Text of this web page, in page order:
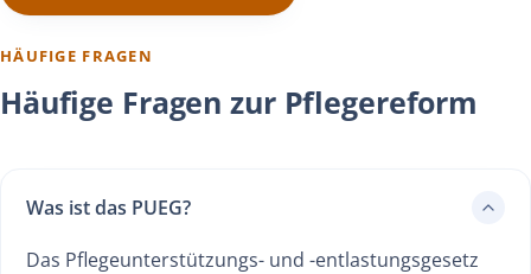
HÄUFIGE FRAGEN
Häufige Fragen zur Pflegereform
Was ist das PUEG?
Das Pflegeunterstützungs- und -entlastungsgesetz